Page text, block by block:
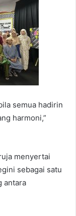
semua hadirin
harmoni,”
menyertai
sebagai satu
antara